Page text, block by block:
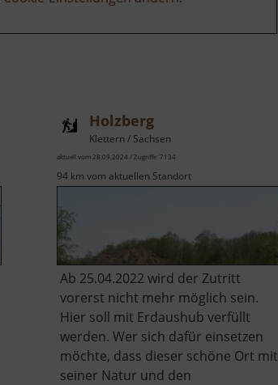
Holzberg
Klettern / Sachsen
aktuell vom 28.09.2024 / Zugriffe: 7134
94 km vom aktuellen Standort
Ab 25.04.2022 wird der Zutritt
vorerst nicht mehr möglich sein.
Hier soll mit Erdaushub verfüllt
werden. Wer sich dafür einsetzen
möchte, dass dieser schöne Ort mit
seiner Natur und den